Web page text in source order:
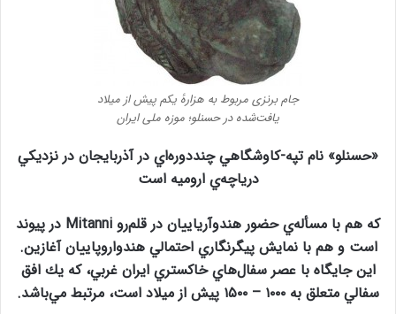
جام برنزی مربوط به هزارهٔ یکم پیش از میلاد
یافت‌شده در حسنلو؛ موزه ملی ایران
«حسنلو» نام تپه-كاوشگاهي چنددوره‌اي در آذربايجان در نزديكي
درياچه‌ي اروميه است
كه هم با مسأله‌ي حضور هندوآرياييان در قلم‌رو Mitanni در پيوند
است و هم با نمايش پيگرنگاري احتمالي هندواروپاييان آغازين.
اين جايگاه با عصر سفال‌هاي خاكستري ايران غربي، كه يك افق
سفالي متعلق به ۱۰۰۰ – ۱۵۰۰ پيش از ميلاد است، مرتبط مي‌باشد.